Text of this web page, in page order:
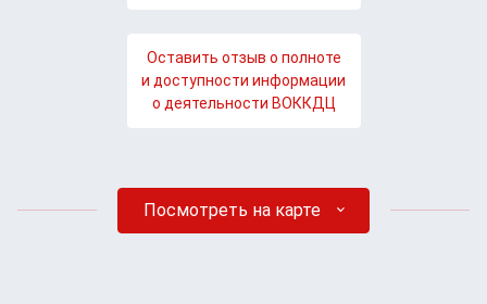
Оставить отзыв о полноте
и доступности информации
о деятельности ВОККДЦ
Посмотреть на карте